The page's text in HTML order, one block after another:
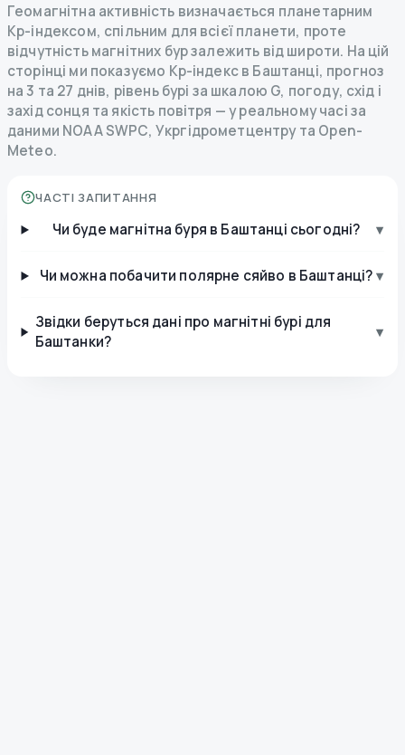
Геомагнітна активність визначається планетарним
Kp-індексом, спільним для всієї планети, проте
відчутність магнітних бур залежить від широти. На цій
сторінці ми показуємо Kp-індекс в Баштанці, прогноз
на 3 та 27 днів, рівень бурі за шкалою G, погоду, схід і
захід сонця та якість повітря — у реальному часі за
даними NOAA SWPC, Укргідрометцентру та Open-
Meteo.
ЧАСТІ ЗАПИТАННЯ
Чи буде магнітна буря в Баштанці сьогодні? ▾
Чи можна побачити полярне сяйво в Баштанці? ▾
Звідки беруться дані про магнітні бурі для
Баштанки?
▾